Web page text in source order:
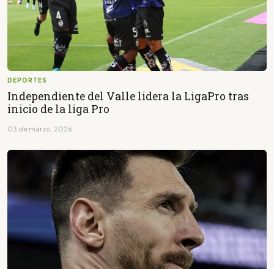
DEPORTES
Independiente del Valle lidera la LigaPro tras
inicio de la liga Pro
03 de marzo, 2026